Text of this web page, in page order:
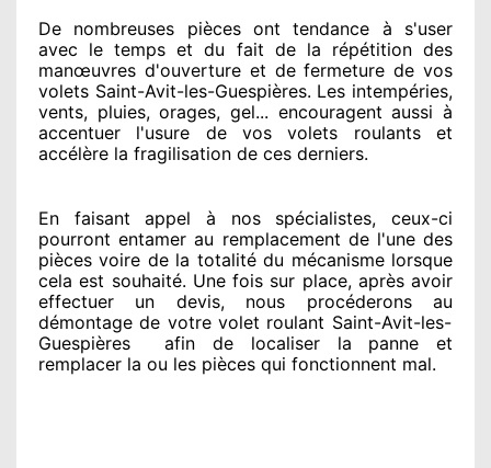
De nombreuses pièces ont tendance à s'user
avec le temps et du fait de la répétition des
manœuvres d'ouverture et de fermeture de vos
volets Saint-Avit-les-Guespières. Les intempéries,
vents, pluies, orages, gel... encouragent aussi à
accentuer l'usure de vos volets roulants et
accélère la fragilisation de ces derniers.
En faisant appel à nos spécialistes, ceux-ci
pourront entamer au remplacement de l'une des
pièces voire de la totalitédu mécanisme lorsque
cela est souhaité. Une fois sur place, après avoir
effectuer un devis, nous procéderons au
démontage de votre volet roulant Saint-Avit-les-
Guespières
afin de localiser la panne et
remplacer la ou les pièces qui fonctionnent mal.